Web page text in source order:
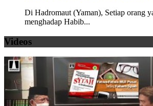
Di Hadromaut (Yaman), Setiap orang
menghadap Habib...
Videos